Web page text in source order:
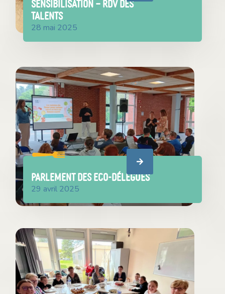
SENSIBILISATION – RDV DES
TALENTS
28 mai 2025
PARLEMENT DES ECO-DÉLÉGUÉS
29 avril 2025